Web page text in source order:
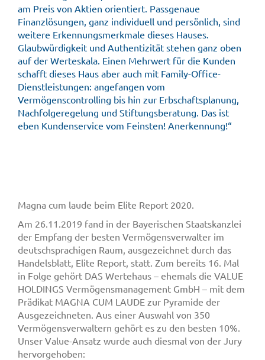
am Preis von Aktien orientiert. Passgenaue
Finanzlösungen, ganz individuell und persönlich, sind
weitere Erkennungsmerkmale dieses Hauses.
Glaubwürdigkeit und Authentizität stehen ganz oben
auf der Werteskala. Einen Mehrwert für die Kunden
schafft dieses Haus aber auch mit Family-Office-
Dienstleistungen: angefangen vom
Vermögenscontrolling bis hin zur Erbschaftsplanung,
Nachfolgeregelung und Stiftungsberatung. Das ist
eben Kundenservice vom Feinsten! Anerkennung!“
Magna cum laude beim Elite Report 2020.
Am 26.11.2019 fand in der Bayerischen Staatskanzlei
der Empfang der besten Vermögensverwalter im
deutschsprachigen Raum, ausgezeichnet durch das
Handelsblatt, Elite Report, statt. Zum bereits 16. Mal
in Folge gehört DAS Wertehaus – ehemals die VALUE
HOLDINGS Vermögensmanagement GmbH – mit dem
Prädikat MAGNA CUM LAUDE zur Pyramide der
Ausgezeichneten. Aus einer Auswahl von 350
Vermögensverwaltern gehört es zu den besten 10%.
Unser Value-Ansatz wurde auch diesmal von der Jury
hervorgehoben: